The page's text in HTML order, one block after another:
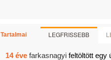
Tartalmai LEGFRISSEBB
14 éve farkasnagyi feltöltött egy